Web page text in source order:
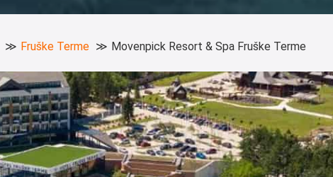
Fruške Terme Movenpick Resort & Spa Fruške Terme